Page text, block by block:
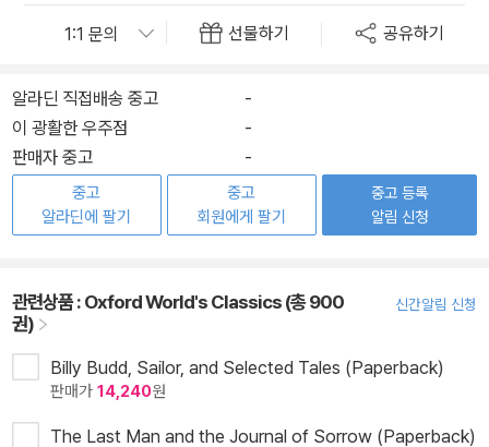
선물하기 공유하기
알라딘 직접배송 중고
-
이 광활한 우주점
-
판매자 중고
-
중고
알라딘에 팔기
중고
회원에게 팔기
중고 등록
알림 신청
관련상품 :Oxford World's Classics (총 900
권)
신간알림 신청
Billy Budd, Sailor, and Selected Tales (Paperback)
판매가 14,240원
The Last Man and the Journal of Sorrow (Paperback)